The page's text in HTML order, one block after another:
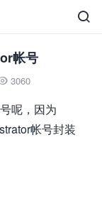

帐号
3060
呢，因为
帐号封装